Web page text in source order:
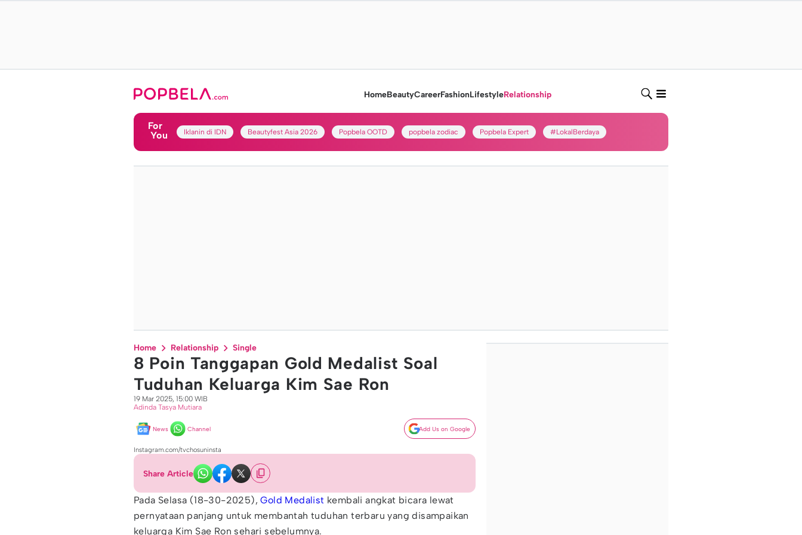
HomeBeautyCareerFashionLifestyleRelationship
For
You
Iklanin di IDN Beautyfest Asia 2026 Popbela OOTD popbela zodiac Popbela Expert #LokalBerdaya
Home Relationship Single
8 Poin Tanggapan Gold Medalist Soal
Tuduhan Keluarga Kim Sae Ron
19 Mar 2025, 15:00 WIB
Adinda Tasya Mutiara
News Channel Add Us on Google
Instagram.com/tvchosuninsta
Share Article
Pada Selasa (18-30-2025),Gold Medalist kembali angkat bicara lewat
pernyataan panjang untuk membantah tuduhan terbaru yang disampaikan
keluarga Kim Sae Ron sehari sebelumnya.